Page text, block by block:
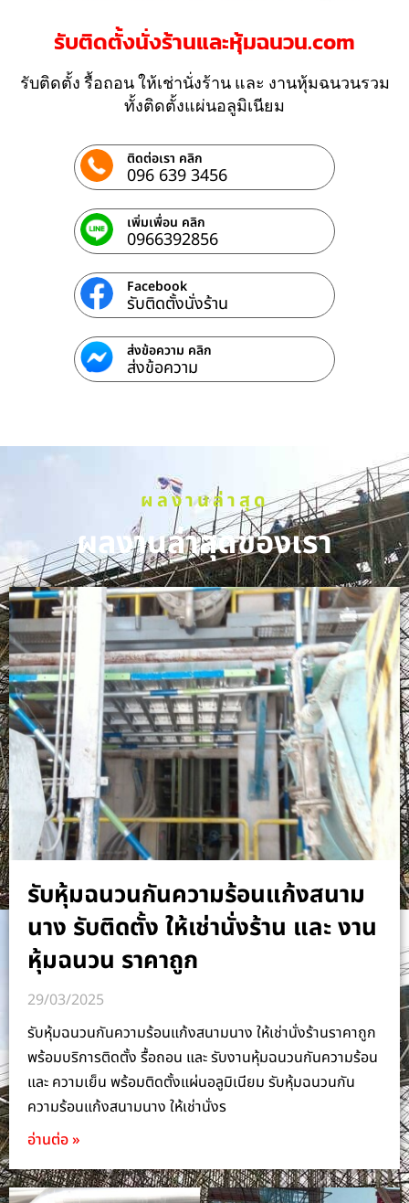
รับติดตั้งนั่งร้านและหุ้มฉนวน.com
รับติดตั้ง รื้อถอน ให้เช่านั่งร้าน และ งานหุ้มฉนวนรวม
ทั้งติดตั้งแผ่นอลูมิเนียม
ติดต่อเรา คลิก
096 639 3456
เพิ่มเพื่อน คลิก
0966392856
Facebook
รับติดตั้งนั่งร้าน
ส่งข้อความ คลิก
ส่งข้อความ
ผลงานล่าสุด
ผลงานล่าสุดของเรา
รับหุ้มฉนวนกันความร้อนแก้งสนาม
นาง รับติดตั้ง ให้เช่านั่งร้าน และ งาน
หุ้มฉนวน ราคาถูก
29/03/2025
รับหุ้มฉนวนกันความร้อนแก้งสนามนาง ให้เช่านั่งร้านราคาถูก
พร้อมบริการติดตั้ง รื้อถอน และ รับงานหุ้มฉนวนกันความร้อน
และ ความเย็น พร้อมติดตั้งแผ่นอลูมิเนียม รับหุ้มฉนวนกัน
ความร้อนแก้งสนามนาง ให้เช่านั่งร
อ่านต่อ »